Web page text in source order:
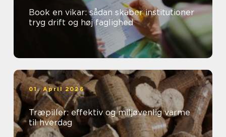
Book en vikar: sådan skaber institutioner
tryg drift og høj faglighed
01. April 2026
Træpiller: effektiv og miljøvenlig varme
til hverdag